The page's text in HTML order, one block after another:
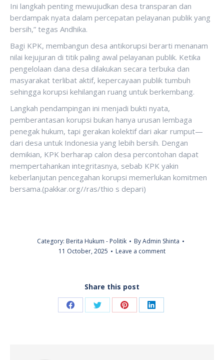
Ini langkah penting mewujudkan desa transparan dan
berdampak nyata dalam percepatan pelayanan publik yang
bersih,” tegas Andhika.
Bagi KPK, membangun desa antikorupsi berarti menanam
nilai kejujuran di titik paling awal pelayanan publik. Ketika
pengelolaan dana desa dilakukan secara terbuka dan
masyarakat terlibat aktif, kepercayaan publik tumbuh
sehingga korupsi kehilangan ruang untuk berkembang.
Langkah pendampingan ini menjadi bukti nyata,
pemberantasan korupsi bukan hanya urusan lembaga
penegak hukum, tapi gerakan kolektif dari akar rumput—
dari desa untuk Indonesia yang lebih bersih. Dengan
demikian, KPK berharap calon desa percontohan dapat
mempertahankan integritasnya, sebab KPK yakin
keberlanjutan pencegahan korupsi memerlukan komitmen
bersama.(pakkar.org//ras/thio s depari)
Category: Berita Hukum - Politik ByAdmin Shinta
11 October, 2025
Leave a comment
Share this post
Share Share Share Share